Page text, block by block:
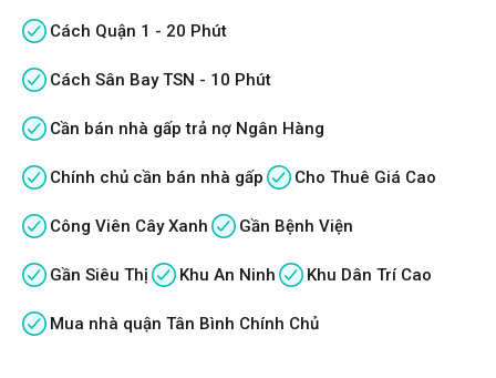
Cách Quận 1 - 20 Phút
Cách Sân Bay TSN - 10 Phút
Cần bán nhà gấp trả nợ Ngân Hàng
Chính chủ cần bán nhà gấp Cho Thuê Giá Cao
Công Viên Cây Xanh Gần Bệnh Viện
Gần Siêu Thị Khu An Ninh Khu Dân Trí Cao
Mua nhà quận Tân Bình Chính Chủ